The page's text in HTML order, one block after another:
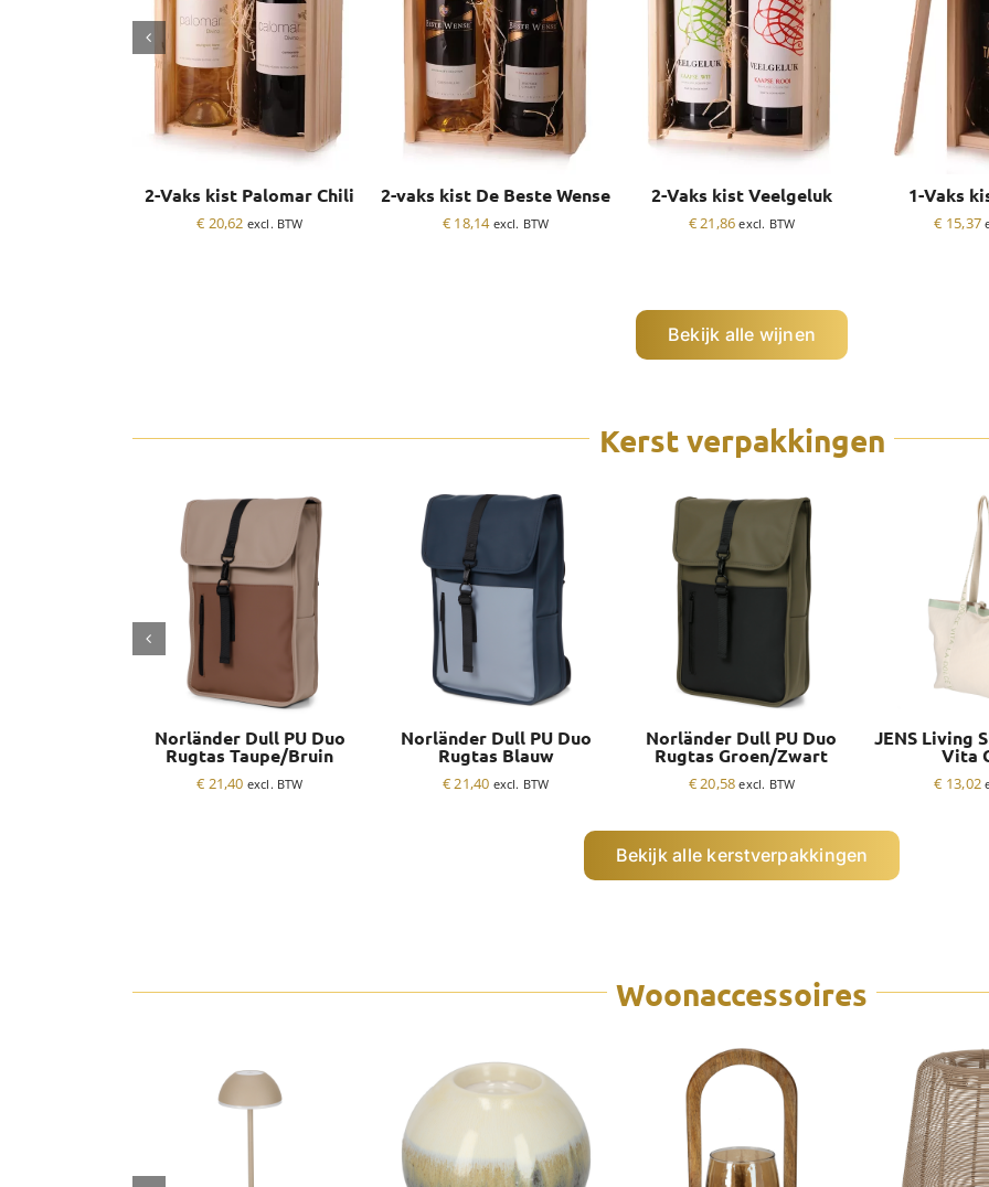
2-Vaks kist Palomar Chili
€ 20,62 excl. BTW
2-vaks kist De Beste Wense
€ 18,14 excl. BTW
2-Vaks kist Veelgeluk
€21,86 excl. BTW
1-Vaks
€ 15,37
Bekijk alle wijnen
Kerst verpakkingen
Norländer Dull PU Duo
Rugtas Taupe/Bruin
€ 21,40 excl. BTW
Norländer Dull PU Duo
Rugtas Blauw
€21,40 excl. BTW
Norländer Dull PU Duo
Rugtas Groen/Zwart
€20,58 excl. BTW
JENS Living
Vita
€ 13,02
Bekijk alle kerstverpakkingen
Woonaccessoires